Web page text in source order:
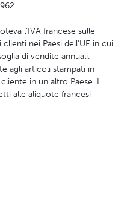
l'IVA francese sulle
nei Paesi dell'UE in cui
di vendite annuali.
agli articoli stampati in
in un altro Paese. I
alle aliquote francesi